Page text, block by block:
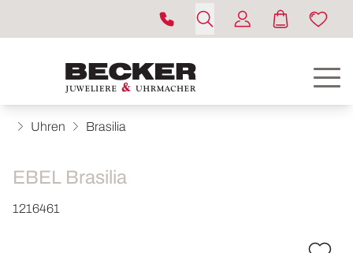
Uhren Brasilia
EBEL Brasilia
1216461